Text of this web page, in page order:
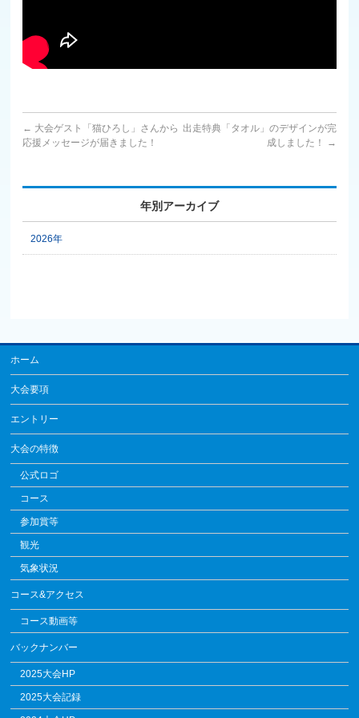
← 大会ゲスト「猫ひろし」さんから
応援メッセージが届きました！
出走特典「タオル」のデザインが完
成しました！
→
年別アーカイブ
2026年
ホーム
大会要項
エントリー
大会の特徴
公式ロゴ
コース
参加賞等
観光
気象状況
コース&アクセス
コース動画等
バックナンバー
2025大会HP
2025大会記録